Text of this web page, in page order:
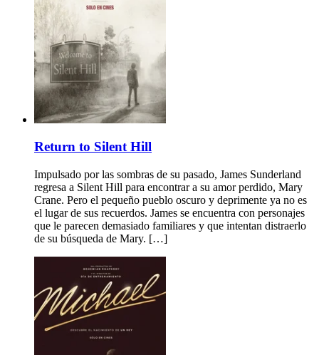
Return to Silent Hill
Impulsado por las sombras de su pasado, James Sunderland
regresa a Silent Hill para encontrar a su amor perdido, Mary
Crane. Pero el pequeño pueblo oscuro y deprimente ya no es
el lugar de sus recuerdos. James se encuentra con personajes
que le parecen demasiado familiares y que intentan distraerlo
de su búsqueda de Mary. […]